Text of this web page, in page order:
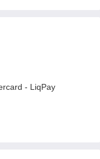
- LiqPay